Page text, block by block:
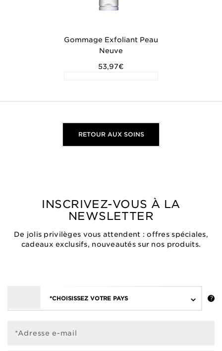
Gommage Exfoliant Peau
Neuve
53,97€
RETOUR AUX SOINS
INSCRIVEZ-VOUS À LA
NEWSLETTER
De jolis privilèges vous attendent : offres spéciales,
cadeaux exclusifs, nouveautés sur nos produits.
*CHOISISSEZ VOTRE PAYS
*Adresse e-mail